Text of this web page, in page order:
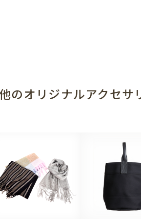
のオリジナルアクセサ